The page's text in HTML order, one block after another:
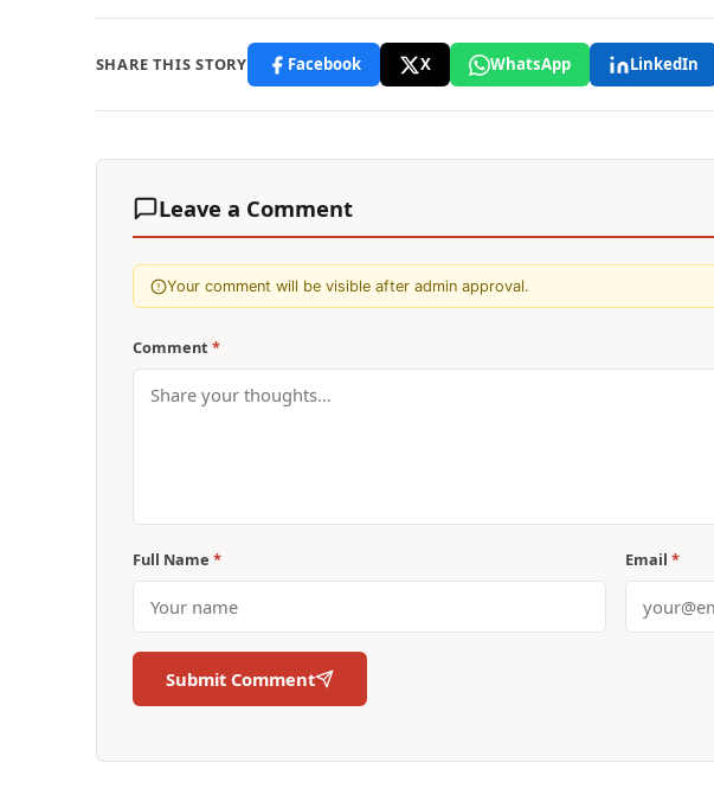
SHARE THIS STORY Facebook X WhatsApp LinkedIn
Leave a Comment
Your comment will be visible after admin approval.
Comment *
Full Name * Email*
Submit Comment